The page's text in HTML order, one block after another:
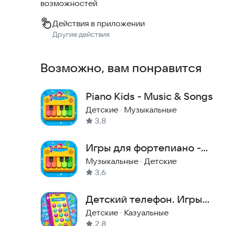
- Рисунок для раскраски.
Все элементы оформлены в ярком и
Android.
Попробуйте музыкальные инструменты для
возможностей
Действия в приложении
Другие действия
Возможно, вам понравится
Piano Kids - Music & Songs
Детские · Музыкальные
3,8
Игры для фортепиано -
Музыкальные песни
Музыкальные · Детские
3,6
Детский телефон. Игры
для малышей
Детские · Казуальные
2,8